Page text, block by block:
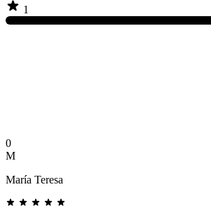
1
0
M
María Teresa